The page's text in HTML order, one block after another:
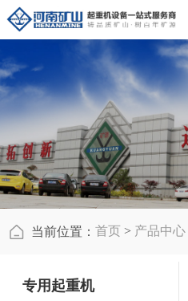
当前位置： 首页 > 产品中心
专用起重机